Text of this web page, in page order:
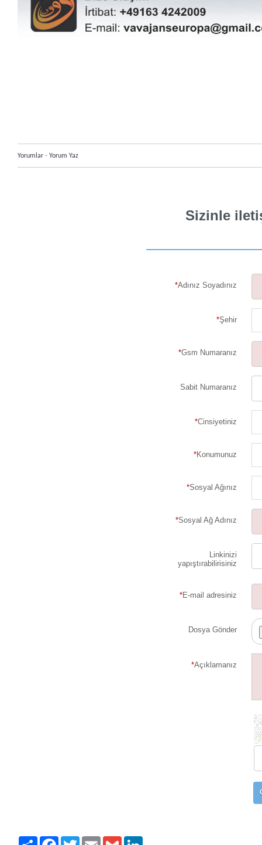
Yorumlar - Yorum Yaz
Sizinle
*Adınız Soyadınız
*Şehir
*Gsm Numaranız
Sabit Numaranız
*Cinsiyetiniz
*Konumunuz
*Sosyal Ağınız
*Sosyal Ağ Adınız
Linkinizi
yapıştırabilirisiniz
*E-mail adresiniz
Dosya Gönder
*Açıklamanız
Paylaş FacebookTwitter Email Gmail